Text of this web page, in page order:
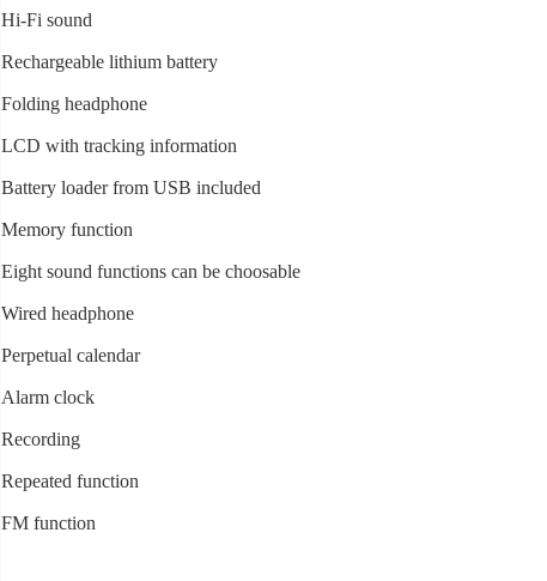
Hi-Fi sound
Rechargeable lithium battery
Folding headphone
LCD with tracking information
Battery loader from USB included
Memory function
Eight sound functions can be choosable
Wired headphone
Perpetual calendar
Alarm clock
Recording
Repeated function
FM function